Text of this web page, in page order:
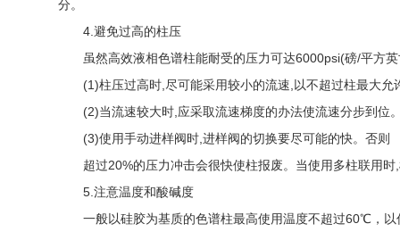
分。
4.避免过高的柱压
虽然高效液相色谱柱能耐受的压力可达6000psi(磅/平方英
(1)柱压过高时,尽可能采用较小的流速,以不超过柱最大允
(2)当流速较大时,应采取流速梯度的办法使流速分步到位
(3)使用手动进样阀时,进样阀的切换要尽可能的快。否则
超过20%的压力冲击会很快使柱报废。当使用多柱联用时,
5.注意温度和酸碱度
一般以硅胶为基质的色谱柱最高使用温度不超过60℃，以